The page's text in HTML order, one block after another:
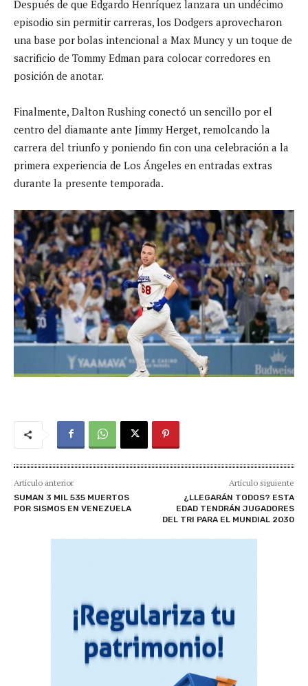
Después de que Edgardo Henríquez lanzara un undécimo
episodio sin permitir carreras, los Dodgers aprovecharon
una base por bolas intencional a Max Muncy y un toque de
sacrificio de Tommy Edman para colocar corredores en
posición de anotar.
Finalmente, Dalton Rushing conectó un sencillo por el
centro del diamante ante Jimmy Herget, remolcando la
carrera del triunfo y poniendo fin con una celebración a la
primera experiencia de Los Ángeles en entradas extras
durante la presente temporada.
Artículo anterior
SUMAN 3 MIL 535 MUERTOS
POR SISMOS EN VENEZUELA
Artículo siguiente
¿LLEGARÁN TODOS? ESTA
EDAD TENDRÁN JUGADORES
DEL TRI PARA EL MUNDIAL 2030